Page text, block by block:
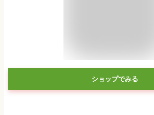
ショップでみる